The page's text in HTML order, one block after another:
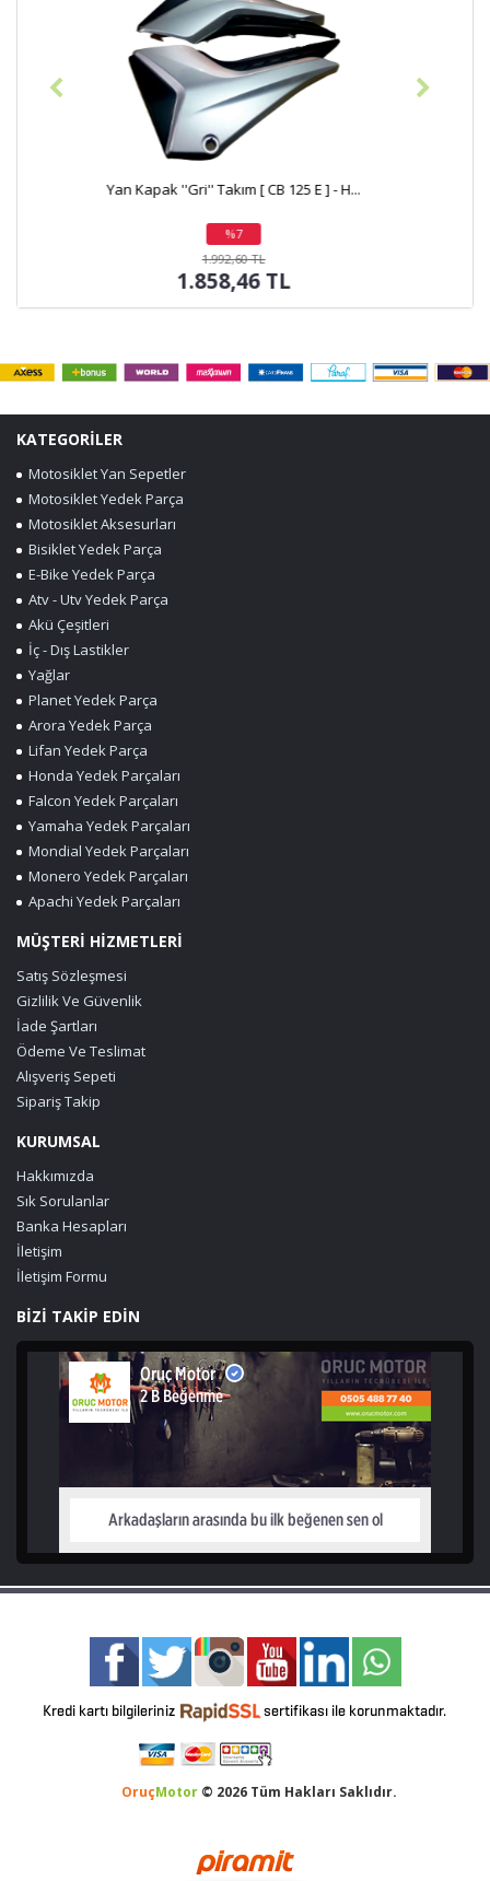
Benzin Deposu ''Yan Kapak'' Takım ''Renk...
indirim
1.215,00 TL
1.071,63 TL
KATEGORİLER
Motosiklet Yan Sepetler
Motosiklet Yedek Parça
Motosiklet Aksesurları
Bisiklet Yedek Parça
E-Bike Yedek Parça
Atv - Utv Yedek Parça
Akü Çeşitleri
İç - Dış Lastikler
Yağlar
Planet Yedek Parça
Arora Yedek Parça
Lifan Yedek Parça
Honda Yedek Parçaları
Falcon Yedek Parçaları
Yamaha Yedek Parçaları
Mondial Yedek Parçaları
Monero Yedek Parçaları
Apachi Yedek Parçaları
MÜŞTERİ HİZMETLERİ
Satış Sözleşmesi
Gizlilik Ve Güvenlik
İade Şartları
Ödeme Ve Teslimat
Alışveriş Sepeti
Sipariş Takip
KURUMSAL
Hakkımızda
Sık Sorulanlar
Banka Hesapları
İletişim
İletişim Formu
BİZİ TAKİP EDİN
OruçMotor© 2026 Tüm Hakları Saklıdır.